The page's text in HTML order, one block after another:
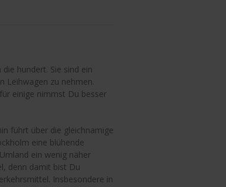
hundert. Sie sind ein
Leihwagen zu nehmen.
einige nimmst Du besser
führt über die gleichnamige
eine blühende
ein wenig näher
denn damit bist Du
Insbesondere in